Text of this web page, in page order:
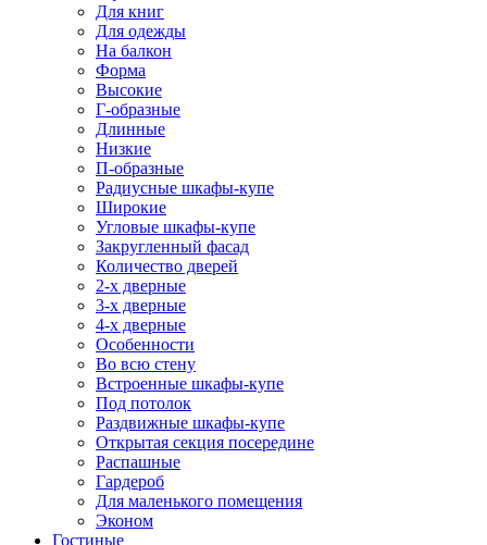
Для книг
Для одежды
На балкон
Форма
Высокие
Г-образные
Длинные
Низкие
П-образные
Радиусные шкафы-купе
Широкие
Угловые шкафы-купе
Закругленный фасад
Количество дверей
2-х дверные
3-х дверные
4-х дверные
Особенности
Во всю стену
Встроенные шкафы-купе
Под потолок
Раздвижные шкафы-купе
Открытая секция посередине
Распашные
Гардероб
Для маленького помещения
Эконом
Гостиные